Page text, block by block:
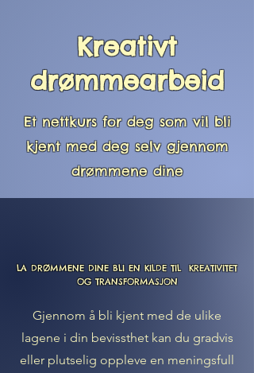
Kreativt
drømmearbeid
Et nettkurs for deg som vil bli
kjent med deg selv gjennom
drømmene dine
LA DRØMMENE DINE BLI EN KILDE TIL KREATIVITET
OG TRANSFORMASJON
Gjennom å bli kjent med de ulike
lagene i din bevissthet kan du gradvis
eller plutselig oppleve en meningsfull